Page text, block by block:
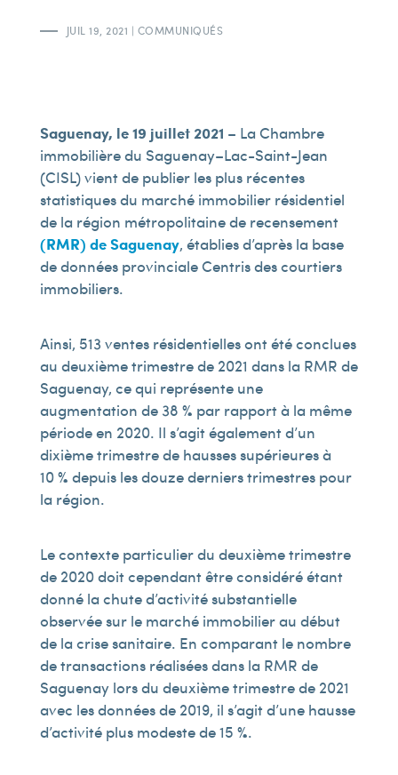
JUIL 19, 2021 | COMMUNIQUÉS
Saguenay, le 19 juillet 2021 – La Chambre
immobilière du Saguenay–Lac-Saint-Jean
(CISL) vient de publier les plus récentes
statistiques du marché immobilier résidentiel
de la région métropolitaine de recensement
(RMR) de Saguenay, établies d’après la base
de données provinciale Centris des courtiers
immobiliers.
Ainsi, 513 ventes résidentielles ont été conclues
au deuxième trimestre de 2021 dans la RMR de
Saguenay, ce qui représente une
augmentation de 38 % par rapport à la même
période en 2020. Il s’agit également d’un
dixième trimestre de hausses supérieures à
10 % depuis les douze derniers trimestres pour
la région.
Le contexte particulier du deuxième trimestre
de 2020 doit cependant être considéré étant
donné la chute d’activité substantielle
observée sur le marché immobilier au début
de la crise sanitaire. En comparant le nombre
de transactions réalisées dans la RMR de
Saguenay lors du deuxième trimestre de 2021
avec les données de 2019, il s’agit d’une hausse
d’activité plus modeste de 15 %.